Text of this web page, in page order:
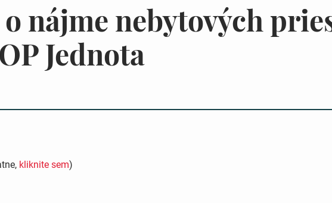
nájme nebytových
Jednota
kliknite sem)